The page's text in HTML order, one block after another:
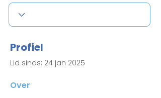
Profiel
Lid sinds: 24 jan 2025
Over